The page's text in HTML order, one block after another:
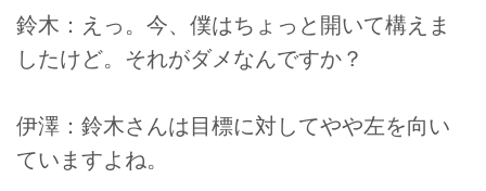
鈴木：えっ。今、僕はちょっと開いて構えま
したけど。それがダメなんですか？
伊澤：鈴木さんは目標に対してやや左を向い
ていますよね。